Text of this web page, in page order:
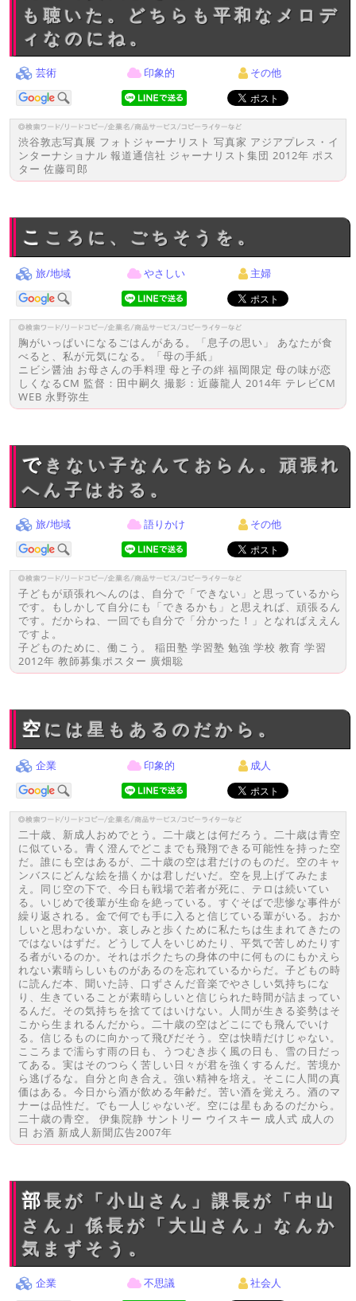
も聴いた。どちらも平和なメロデ
ィなのにね。
芸術 印象的 その他
渋谷敦志写真展 フォトジャーナリスト 写真家 アジアプレス・イ
ンターナショナル 報道通信社 ジャーナリスト集団 2012年 ポス
ター 佐藤司郎
こころに、ごちそうを。
旅/地域 やさしい 主婦
胸がいっぱいになるごはんがある。「息子の思い」 あなたが食
べると、私が元気になる。「母の手紙」
ニビシ醤油 お母さんの手料理 母と子の絆 福岡限定 母の味が恋
しくなるCM 監督：田中嗣久 撮影：近藤龍人 2014年 テレビCM
WEB 永野弥生
できない子なんておらん。頑張れ
へん子はおる。
旅/地域 語りかけ その他
子どもが頑張れへんのは、自分で「できない」と思っているから
です。もしかして自分にも「できるかも」と思えれば、頑張るん
です。だからね、一回でも自分で「分かった！」となればええん
ですよ。
子どものために、働こう。 稲田塾 学習塾 勉強 学校 教育 学習
2012年 教師募集ポスター 廣畑聡
空には星もあるのだから。
企業 印象的 成人
二十歳、新成人おめでとう。二十歳とは何だろう。二十歳は青空
に似ている。青く澄んでどこまでも飛翔できる可能性を持った空
だ。誰にも空はあるが、二十歳の空は君だけのものだ。空のキャ
ンバスにどんな絵を描くかは君しだいだ。空を見上げてみたま
え。同じ空の下で、今日も戦場で若者が死に、テロは続いてい
る。いじめで後輩が生命を絶っている。すぐそばで悲惨な事件が
繰り返される。金で何でも手に入ると信じている輩がいる。おか
しいと思わないか。哀しみと歩くために私たちは生まれてきたの
ではないはずだ。どうして人をいじめたり、平気で苦しめたりす
る者がいるのか。それはボクたちの身体の中に何ものにもかえら
れない素晴らしいものがあるのを忘れているからだ。子どもの時
に読んだ本、聞いた詩、口ずさんだ音楽でやさしい気持ちにな
り、生きていることが素晴らしいと信じられた時間が詰まってい
るんだ。その気持ちを捨ててはいけない。人間が生きる姿勢はそ
こから生まれるんだから。二十歳の空はどこにでも飛んでいけ
る。信じるものに向かって飛びだそう。空は快晴だけじゃない。
こころまで濡らす雨の日も、うつむき歩く風の日も、雪の日だっ
てある。実はそのつらく苦しい日々が君を強くするんだ。苦境か
ら逃げるな。自分と向き合え。強い精神を培え。そこに人間の真
価はある。今日から酒が飲める年齢だ。苦い酒を覚えろ。酒のマ
ナーは品性だ。でも一人じゃないぞ。空には星もあるのだから。
二十歳の青空。 伊集院静 サントリー ウイスキー 成人式 成人の
日 お酒 新成人新聞広告2007年
部長が「小山さん」課長が「中山
さん」係長が「大山さん」なんか
気まずそう。
企業 不思議 社会人